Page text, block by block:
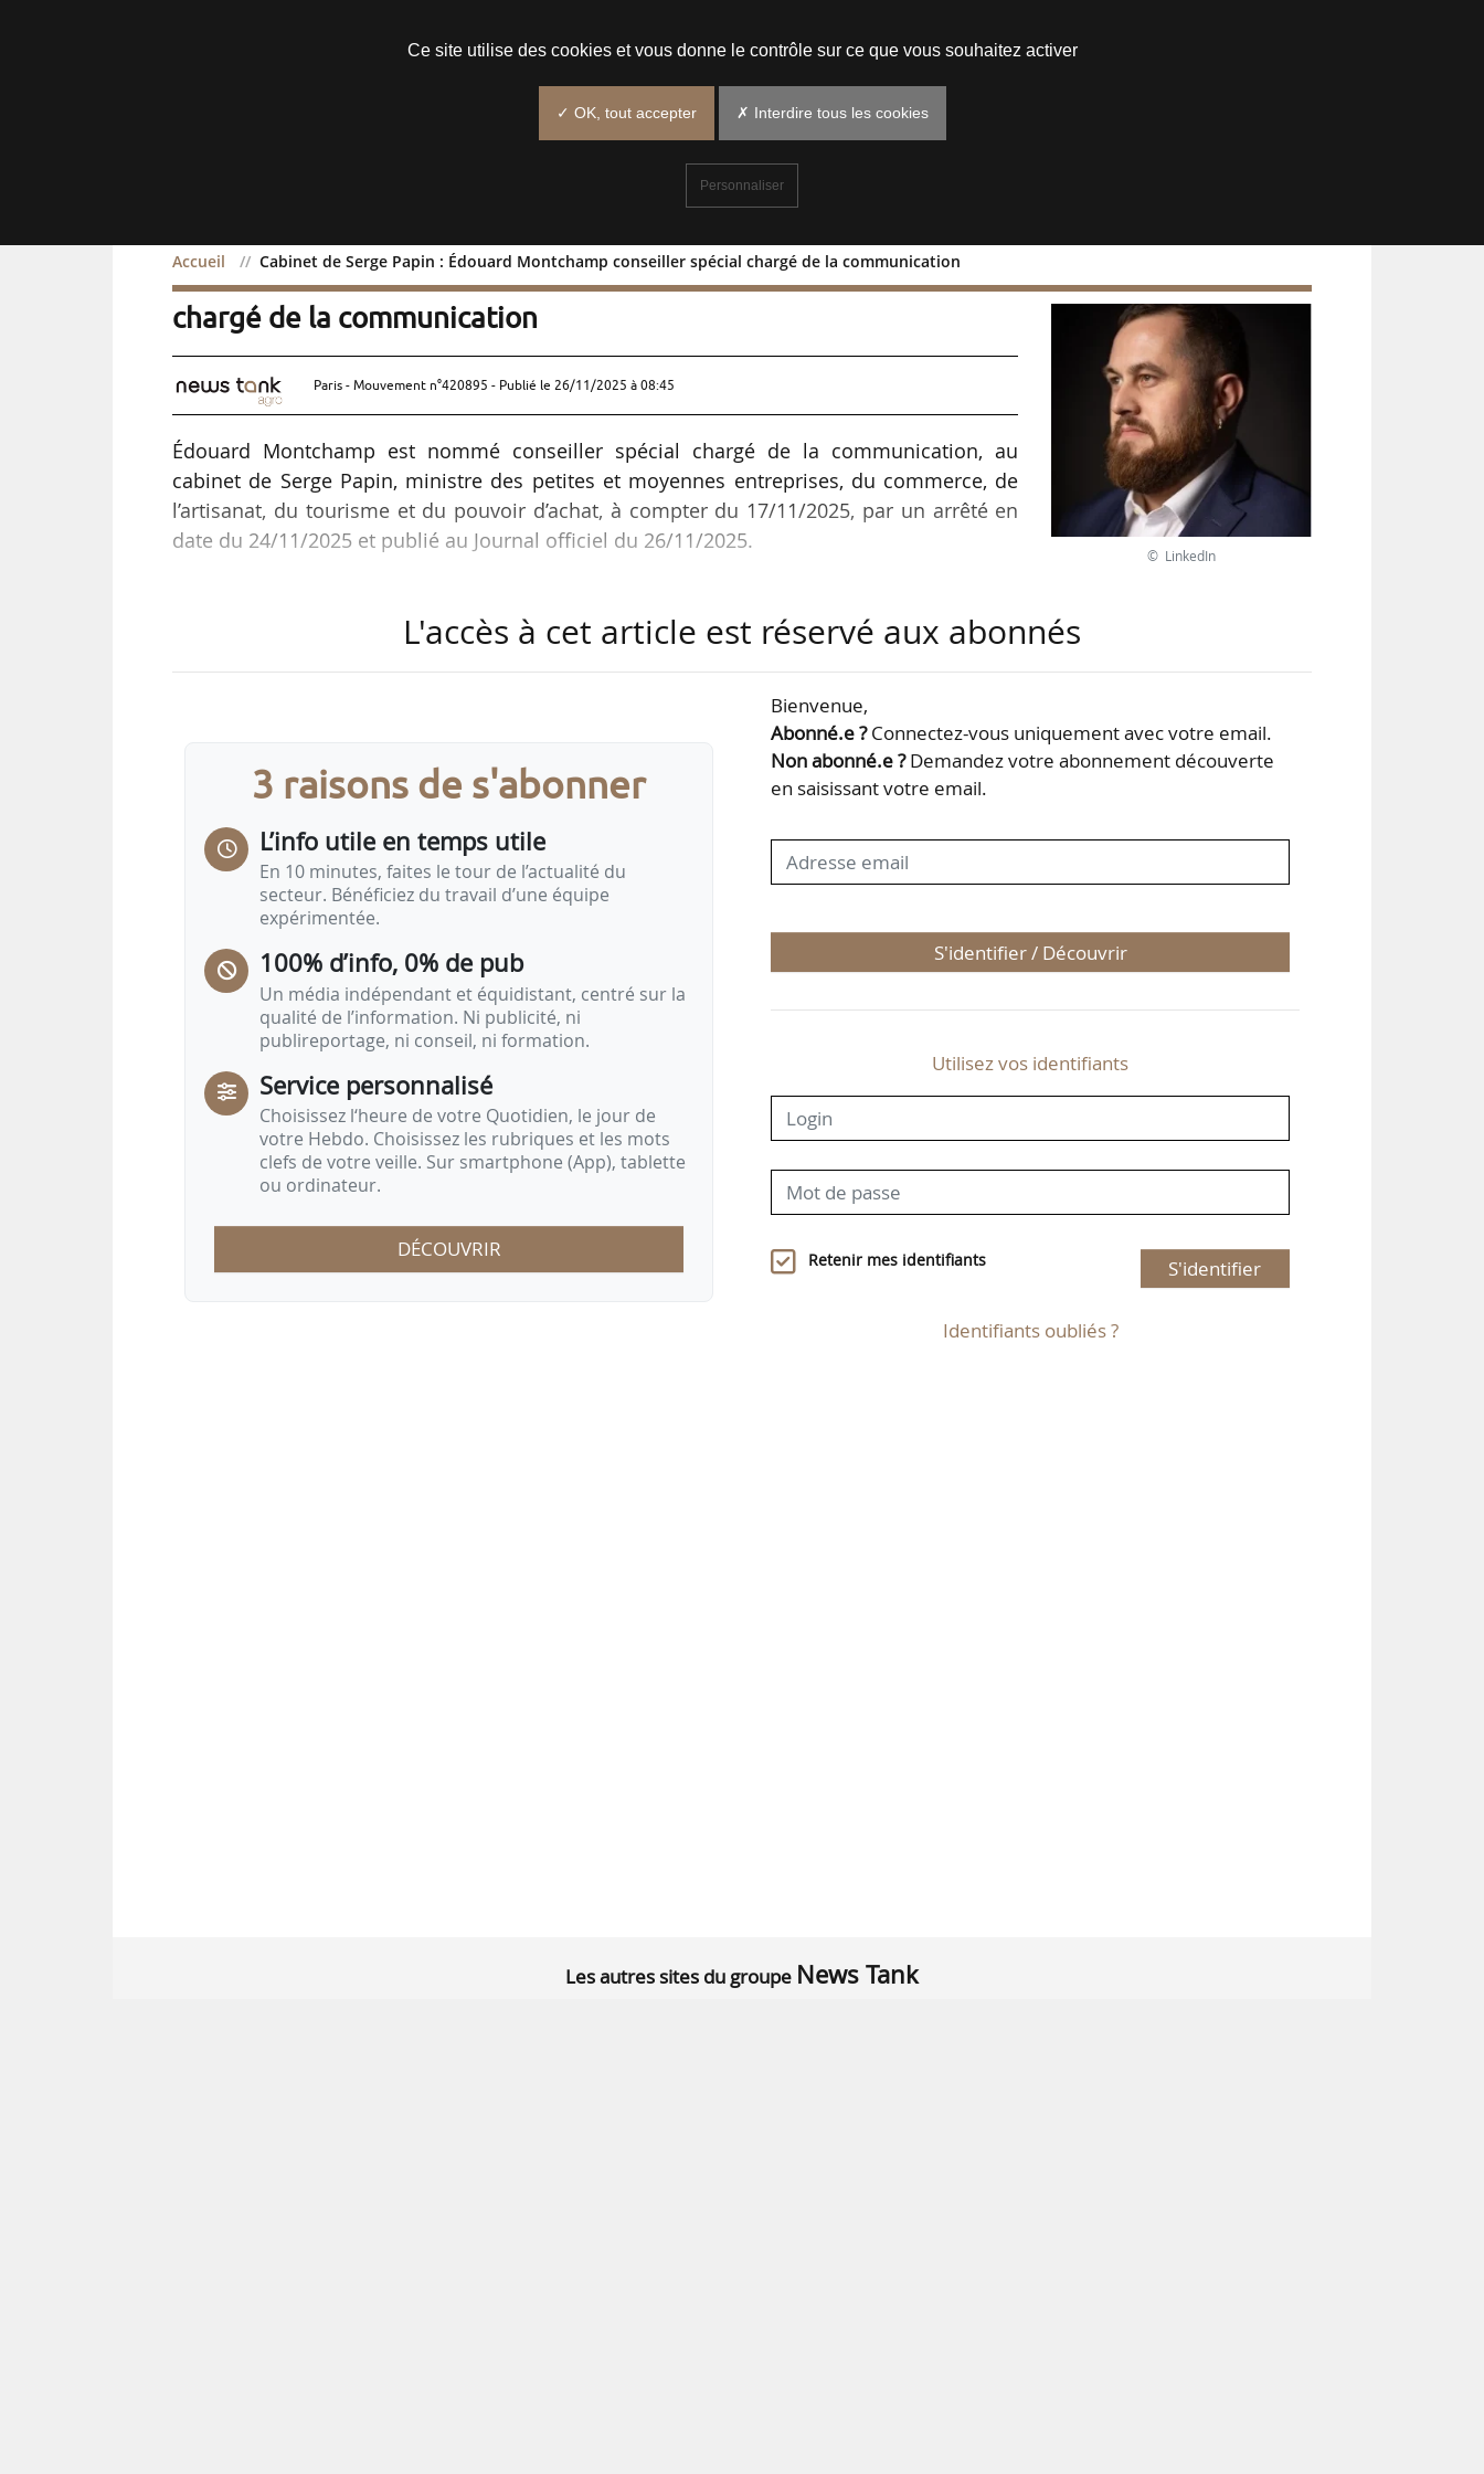
Accueil Cabinet de Serge Papin : Édouard Montchamp conseiller spécial chargé de la communication
Cabinet de Serge Papin : Édouard Montchamp conseiller spécial
chargé de la communication
Paris - Mouvement n°420895 - Publié le 26/11/2025 à 08:45
Édouard Montchamp est nommé conseiller spécial chargé de la communication, au
cabinet de Serge Papin, ministre des petites et moyennes entreprises, du commerce, de
l’artisanat, du tourisme et du pouvoir d’achat, à compter du 17/11/2025, par un arrêté en
date du 24/11/2025 et publié au Journal officiel du 26/11/2025.
Lombard, ministre de l’Économie, des Finances et de la Souveraineté industrielle et
© LinkedIn
L'accès à cet article est réservé aux abonnés
3 raisons de s'abonner
L’info utile en temps utile
En 10 minutes, faites le tour de l’actualité du
secteur. Bénéficiez du travail d’une équipe
expérimentée.
100% d’info, 0% de pub
Un média indépendant et équidistant, centré sur la
qualité de l’information. Ni publicité, ni
publireportage, ni conseil, ni formation.
Service personnalisé
Choisissez l‘heure de votre Quotidien, le jour de
votre Hebdo. Choisissez les rubriques et les mots
clefs de votre veille. Sur smartphone (App), tablette
ou ordinateur.
DÉCOUVRIR
Bienvenue,
Abonné.e ?Connectez-vous uniquement avec votre email.
Non abonné.e ?Demandez votre abonnement découverte
en saisissant votre email.
S'identifier / Découvrir
Utilisez vos identifiants
Retenir mes identifiants S'identifier
Identifiants oubliés ?
Les autres sites du groupe News Tank
Ce site utilise des cookies et vous donne le contrôle sur ce que vous souhaitez activer
✓ OK, tout accepter ✗ Interdire tous les cookies
Personnaliser